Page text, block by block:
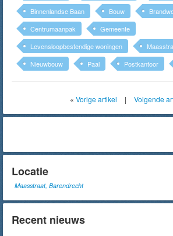
Binnenlandse Baan
Bouw
Centrumaanpak
Gemeente
Levensloopbestendige woningen
Nieuwbouw
Paal Postkantoor
« Vorige artikel | Volgende
Locatie
Maasstraat, Barendrecht
Recent nieuws